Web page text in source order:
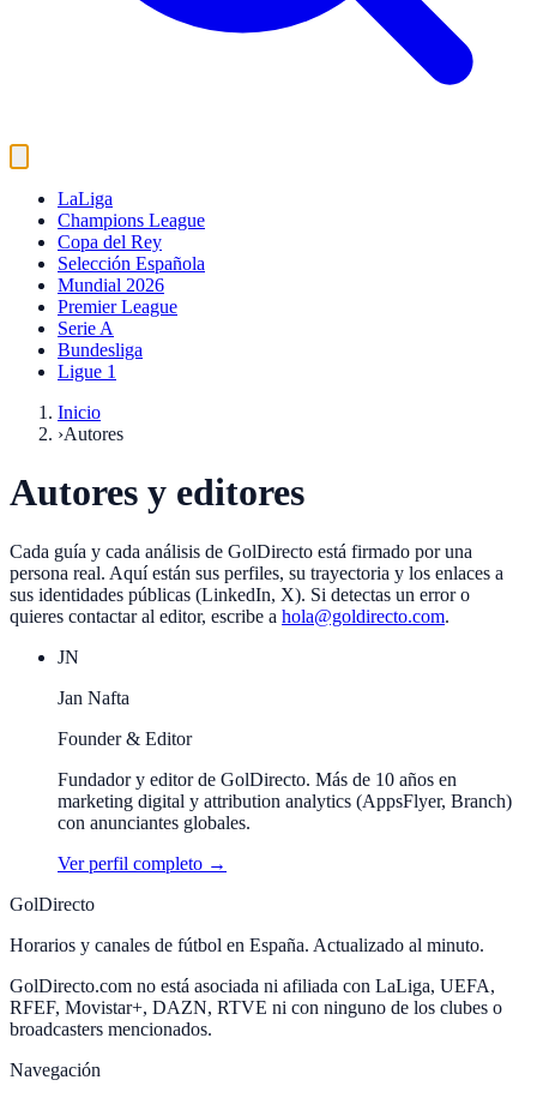
LaLiga
Champions League
Copa del Rey
Selección Española
Mundial 2026
Premier League
Serie A
Bundesliga
Ligue 1
Inicio
›Autores
Autores y editores
Cada guía y cada análisis de GolDirecto está firmado por una
persona real. Aquí están sus perfiles, su trayectoria y los enlaces a
sus identidades públicas (LinkedIn, X). Si detectas un error o
quieres contactar al editor, escribe a hola@goldirecto.com.
JN
Jan Nafta
Founder & Editor
Fundador y editor de GolDirecto. Más de 10 años en
marketing digital y attribution analytics (AppsFlyer, Branch)
con anunciantes globales.
Ver perfil completo →
GolDirecto
Horarios y canales de fútbol en España. Actualizado al minuto.
GolDirecto.com no está asociada ni afiliada con LaLiga, UEFA,
RFEF, Movistar+, DAZN, RTVE ni con ninguno de los clubes o
broadcasters mencionados.
Navegación